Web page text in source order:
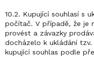
10.2. Kupující souhlasí s
počítač. V případě, že je
provést a závazky
docházelo k ukládání
kupující souhlas podle